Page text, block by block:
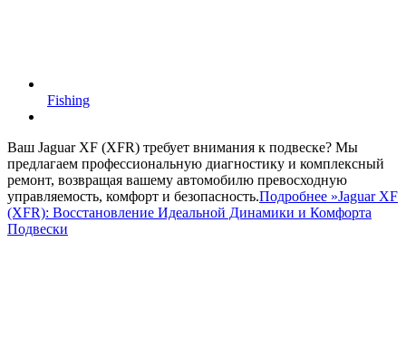
Fishing
Ваш Jaguar XF (XFR) требует внимания к подвеске? Мы
предлагаем профессиональную диагностику и комплексный
ремонт, возвращая вашему автомобилю превосходную
управляемость, комфорт и безопасность.Подробнее »Jaguar XF
(XFR): Восстановление Идеальной Динамики и Комфорта
Подвески